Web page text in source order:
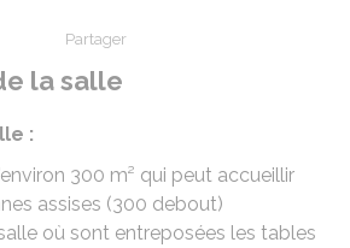
Partager
la salle
:
300 m² qui peut accueillir
assises (300 debout)
où sont entreposées les tables